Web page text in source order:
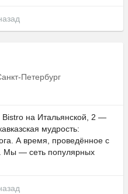
Петербург
на Итальянской, 2 —
мудрость:
А время, проведённое с
Мы — сеть популярных